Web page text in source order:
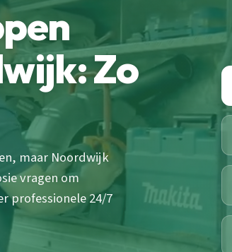
Zo
maar Noordwijk
vragen om
professionele 24/7